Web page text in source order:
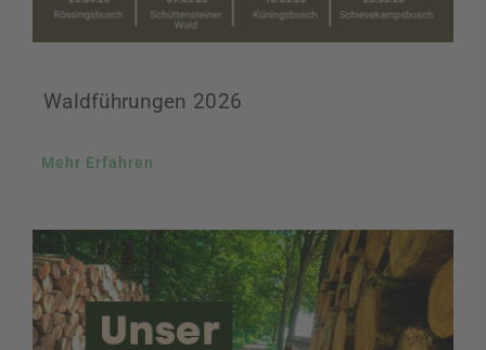
Waldführungen 2026
Mehr Erfahren